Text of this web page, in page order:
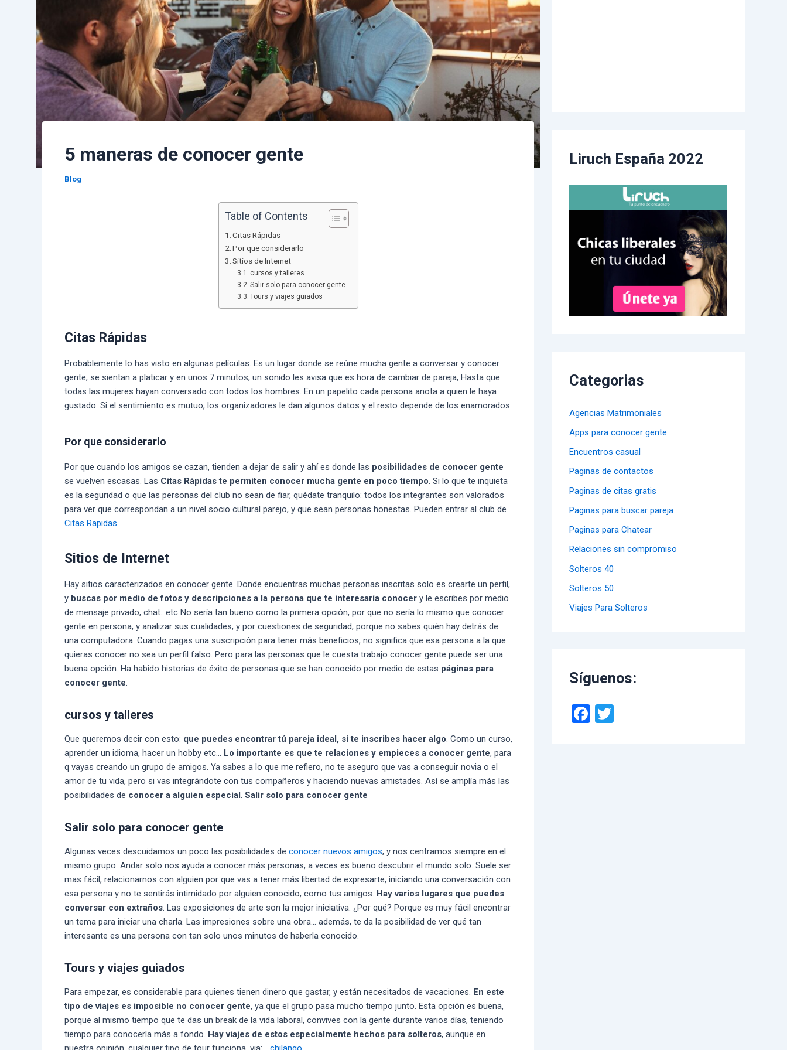
5 maneras de conocer gente
Blog
Table of Contents
Citas Rápidas
Por que considerarlo
Sitios de Internet
cursos y talleres
Salir solo para conocer gente
Tours y viajes guiados
Citas Rápidas
Probablemente lo has visto en algunas películas. Es un lugar donde se reúne mucha gente a conversar y conocer
gente, se sientan a platicar y en unos 7 minutos, un sonido les avisa que es hora de cambiar de pareja, Hasta que
todas las mujeres hayan conversado con todos los hombres. En un papelito cada persona anota a quien le haya
gustado. Si el sentimiento es mutuo, los organizadores le dan algunos datos y el resto depende de los enamorados.
Por que considerarlo
Por que cuando los amigos se cazan, tienden a dejar de salir y ahí es donde las posibilidades de conocer gente
se vuelven escasas. Las Citas Rápidas te permiten conocer mucha gente en poco tiempo. Si lo que te inquieta
es la seguridad o que las personas del club no sean de fiar, quédate tranquilo: todos los integrantes son valorados
para ver que correspondan a un nivel socio cultural parejo, y que sean personas honestas. Pueden entrar al club de
Citas Rapidas.
Sitios de Internet
Hay sitios caracterizados en conocer gente. Donde encuentras muchas personas inscritas solo es crearte un perfil,
y buscas por medio de fotos y descripciones a la persona que te interesaría conocery le escribes por medio
de mensaje privado, chat…etc No sería tan bueno como la primera opción, por que no sería lo mismo que conocer
gente en persona, y analizar sus cualidades, y por cuestiones de seguridad, porque no sabes quién hay detrás de
una computadora. Cuando pagas una suscripción para tener más beneficios, no significa que esa persona a la que
quieras conocer no sea un perfil falso. Pero para las personas que le cuesta trabajo conocer gente puede ser una
buena opción. Ha habido historias de éxito de personas que se han conocido por medio de estas páginas para
conocer gente.
cursos y talleres
Que queremos decir con esto: que puedes encontrar tú pareja ideal, si te inscribes hacer algo. Como un curso,
aprender un idioma, hacer un hobby etc… Lo importante es que te relaciones y empieces a conocer gente, para
q vayas creando un grupo de amigos. Ya sabes a lo que me refiero, no te aseguro que vas a conseguir novia o el
amor de tu vida, pero si vas integrándote con tus compañeros y haciendo nuevas amistades. Así se amplía más las
posibilidades de conocer a alguien especial. Salir solo para conocer gente
Salir solo para conocer gente
Algunas veces descuidamos un poco las posibilidades de conocer nuevos amigos, y nos centramos siempre en el
mismo grupo. Andar solo nos ayuda a conocer más personas, a veces es bueno descubrir el mundo solo. Suele ser
mas fácil, relacionarnos con alguien por que vas a tener más libertad de expresarte, iniciando una conversación con
esa persona y no te sentirás intimidado por alguien conocido, como tus amigos. Hay varios lugares que puedes
conversar con extraños. Las exposiciones de arte son la mejor iniciativa. ¿Por qué? Porque es muy fácil encontrar
un tema para iniciar una charla. Las impresiones sobre una obra… además, te da la posibilidad de ver qué tan
interesante es una persona con tan solo unos minutos de haberla conocido.
Tours y viajes guiados
Para empezar, es considerable para quienes tienen dinero que gastar, y están necesitados de vacaciones. En este
tipo de viajes es imposible no conocer gente, ya que el grupo pasa mucho tiempo junto. Esta opción es buena,
porque al mismo tiempo que te das un break de la vida laboral, convives con la gente durante varios días, teniendo
tiempo para conocerla más a fondo. Hay viajes de estos especialmente hechos para solteros, aunque en
Liruch España 2022
Categorias
Agencias Matrimoniales
Apps para conocer gente
Encuentros casual
Paginas de contactos
Paginas de citas gratis
Paginas para buscar pareja
Paginas para Chatear
Relaciones sin compromiso
Solteros 40
Solteros 50
Viajes Para Solteros
Síguenos:
F